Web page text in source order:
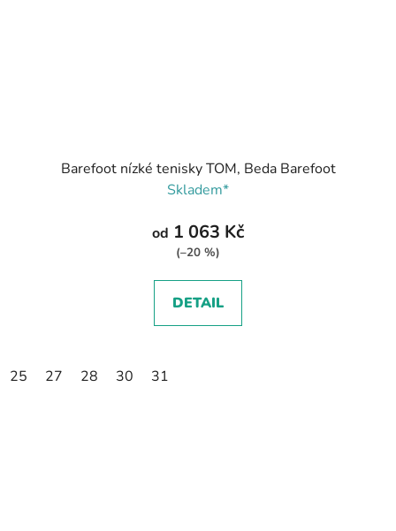
Barefoot nízké tenisky TOM, Beda Barefoot
Skladem*
od 1 063 Kč
(–20 %)
DETAIL
25 27 28 30 31